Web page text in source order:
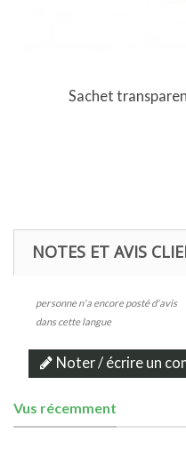
Sachet
NOTES ET AVIS
personne n'a encore posté d'avis
dans cette langue
Noter / écrire un
Vus récemment